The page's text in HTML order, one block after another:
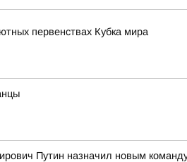
первенствах Кубка мира
Путин назначил новым